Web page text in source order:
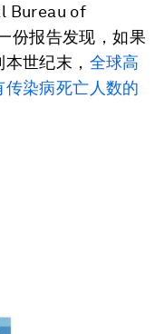
Bureau of
份报告发现，如果
世纪末， 全球高
传染病死亡人数的